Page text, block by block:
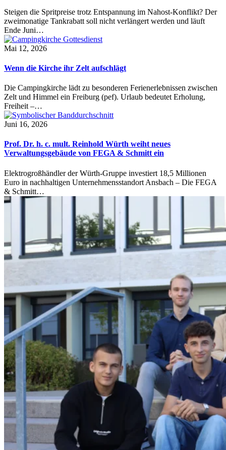
Steigen die Spritpreise trotz Entspannung im Nahost-Konflikt? Der
zweimonatige Tankrabatt soll nicht verlängert werden und läuft
Ende Juni…
Mai 12, 2026
Wenn die Kirche ihr Zelt aufschlägt
Die Campingkirche lädt zu besonderen Ferienerlebnissen zwischen
Zelt und Himmel ein Freiburg (pef). Urlaub bedeutet Erholung,
Freiheit –…
Juni 16, 2026
Prof. Dr. h. c. mult. Reinhold Würth weiht neues
Verwaltungsgebäude von FEGA & Schmitt ein
Elektrogroßhändler der Würth-Gruppe investiert 18,5 Millionen
Euro in nachhaltigen Unternehmensstandort Ansbach – Die FEGA
& Schmitt…